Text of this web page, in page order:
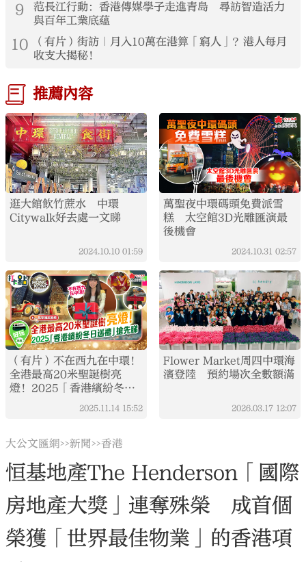
9
范長江行動：香港傳媒學子走進青島 尋訪智造活力
與百年工業底蘊
10
（有片）街訪｜月入10萬在港算「窮人」？港人每月
收支大揭秘！
推薦內容
逛大館飲竹蔗水 中環
Citywalk好去處一文睇
2024.10.10 01:59
萬聖夜中環碼頭免費派雪
糕 太空館3D光雕匯演最
後機會
2024.10.31 02:57
（有片）不在西九在中環！
全港最高20米聖誕樹亮
燈！2025「香港繽紛冬日
巡禮」搶先睇｜打卡點
2025.11.14 15:52
Flower Market周四中環海
濱登陸 預約場次全數額滿
2026.03.17 12:07
大公文匯網>>新聞>>香港
恒基地產The Henderson「國際
房地產大獎」連奪殊榮 成首個
榮獲「世界最佳物業」的香港項